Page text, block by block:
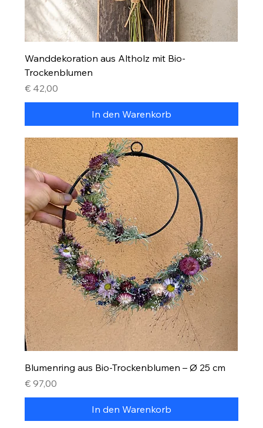
Wanddekoration aus Altholz mit Bio-
Trockenblumen
Preis
€ 42,00
In den Warenkorb
Blumenring aus Bio-Trockenblumen – Ø 25 cm
Preis
€ 97,00
In den Warenkorb